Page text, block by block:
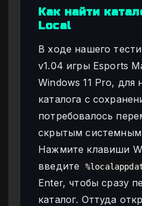
Как найти
Local
В ходе нашего
v1.04 игры Esports
Windows 11 Pro, для
каталога с
потребовалось
скрытым
Нажмите клавиши
введите
Enter, чтобы сразу
каталог. Оттуда